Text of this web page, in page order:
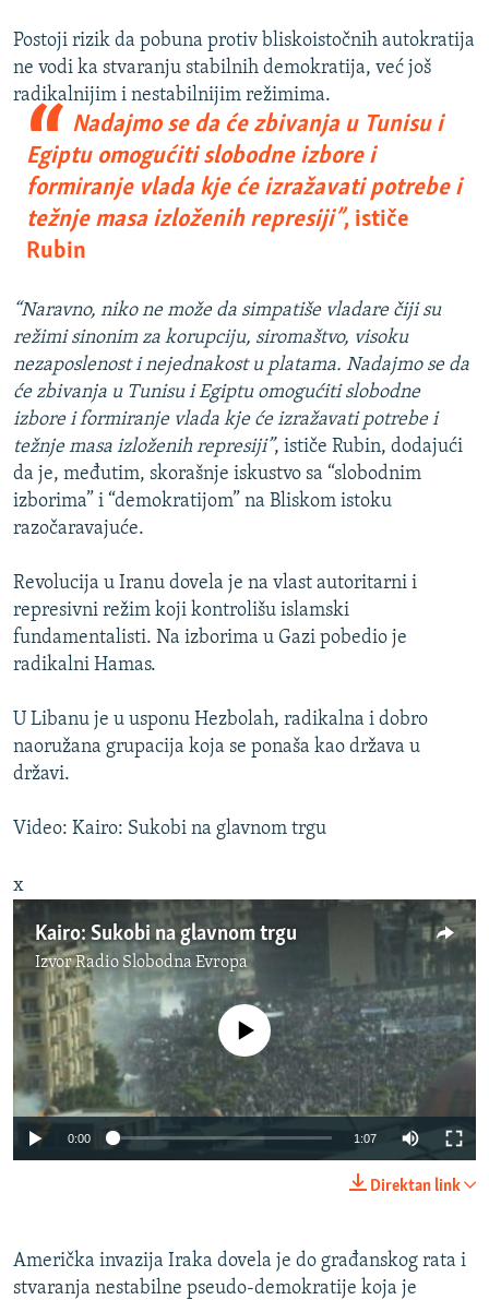
Postoji rizik da pobuna protiv bliskoistočnih autokratija
ne vodi ka stvaranju stabilnih demokratija, već još
radikalnijim i nestabilnijim režimima.
Nadajmo se da će zbivanja u Tunisu i
Egiptu omogućiti slobodne izbore i
formiranje vlada kje će izražavati potrebe i
težnje masa izloženih represiji”, ističe
Rubin
“Naravno, niko ne može da simpatiše vladare čiji su
režimi sinonim za korupciju, siromaštvo, visoku
nezaposlenost i nejednakost u platama. Nadajmo se da
će zbivanja u Tunisu i Egiptu omogućiti slobodne
izbore i formiranje vlada kje će izražavati potrebe i
težnje masa izloženih represiji”, ističe Rubin, dodajući
da je, međutim, skorašnje iskustvo sa “slobodnim
izborima” i “demokratijom” na Bliskom istoku
razočaravajuće.
Revolucija u Iranu dovela je na vlast autoritarni i
represivni režim koji kontrolišu islamski
fundamentalisti. Na izborima u Gazi pobedio je
radikalni Hamas.
U Libanu je u usponu Hezbolah, radikalna i dobro
naoružana grupacija koja se ponaša kao država u
državi.
Video: Kairo: Sukobi na glavnom trgu
x
Kairo: Sukobi na glavnom trgu
IzvorRadio Slobodna Evropa
No media source currently available
0:00 1:07
Direktan link
Američka invazija Iraka dovela je do građanskog rata i
stvaranja nestabilne pseudo-demokratije koja je